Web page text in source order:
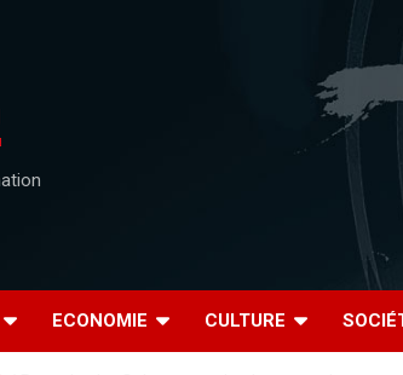
ECONOMIE CULTURE